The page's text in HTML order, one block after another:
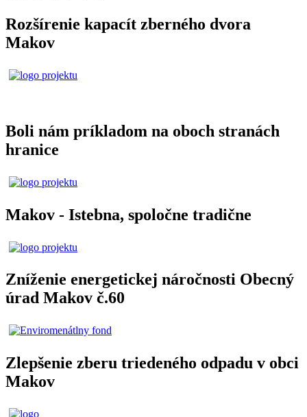
Rozšírenie kapacít zberného dvora
Makov
Boli nám príkladom na oboch stranách
hranice
Makov - Istebna, spoločne tradične
Zníženie energetickej náročnosti Obecný
úrad Makov č.60
Zlepšenie zberu triedeného odpadu v obci
Makov